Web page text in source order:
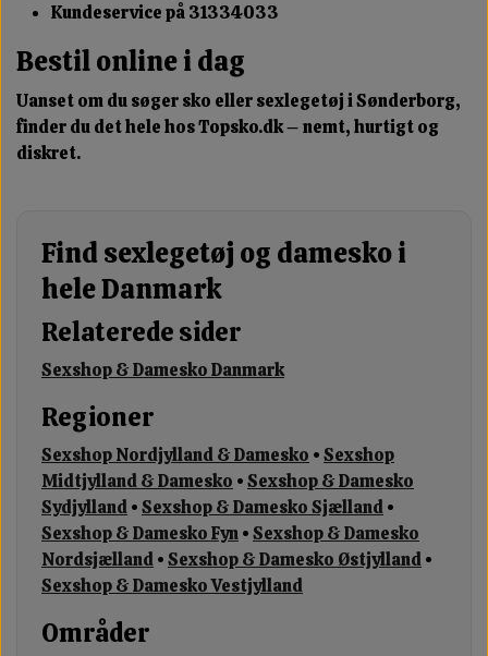
Kundeservice på 31334033
Bestil online i dag
Uanset om du søger sko eller sexlegetøj i Sønderborg,
finder du det hele hos Topsko.dk – nemt, hurtigt og
diskret.
Find sexlegetøj og damesko i
hele Danmark
Relaterede sider
Sexshop & Damesko Danmark
Regioner
Sexshop Nordjylland & Damesko •Sexshop
Midtjylland & Damesko •Sexshop & Damesko
Sydjylland•Sexshop & Damesko Sjælland•
Sexshop & Damesko Fyn•Sexshop & Damesko
Nordsjælland•Sexshop & Damesko Østjylland•
Sexshop & Damesko Vestjylland
Områder